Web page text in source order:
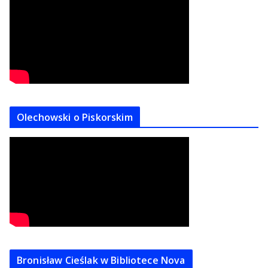
Olechowski o Piskorskim
Bronisław Cieślak w Bibliotece Nova